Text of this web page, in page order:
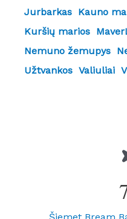
Jurbarkas Kauno
Kuršių marios
Nemuno žemupys
Užtvankos Valiuliai